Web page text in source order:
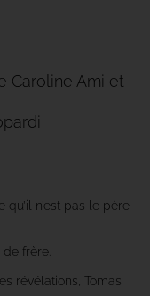
Caroline Ami et
qu’il n’est pas le père
frère.
révélations, Tomas